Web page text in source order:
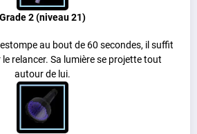
Grade 2 (niveau 21)
au bout de 60 secondes, il suffit
relancer. Sa lumière se projette tout
autour de lui.